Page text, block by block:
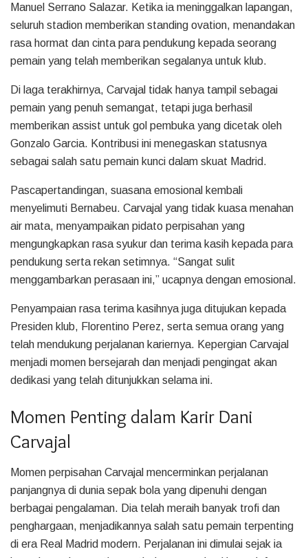
Manuel Serrano Salazar. Ketika ia meninggalkan lapangan,
seluruh stadion memberikan standing ovation, menandakan
rasa hormat dan cinta para pendukung kepada seorang
pemain yang telah memberikan segalanya untuk klub.
Di laga terakhirnya, Carvajal tidak hanya tampil sebagai
pemain yang penuh semangat, tetapi juga berhasil
memberikan assist untuk gol pembuka yang dicetak oleh
Gonzalo Garcia. Kontribusi ini menegaskan statusnya
sebagai salah satu pemain kunci dalam skuat Madrid.
Pascapertandingan, suasana emosional kembali
menyelimuti Bernabeu. Carvajal yang tidak kuasa menahan
air mata, menyampaikan pidato perpisahan yang
mengungkapkan rasa syukur dan terima kasih kepada para
pendukung serta rekan setimnya. “Sangat sulit
menggambarkan perasaan ini,” ucapnya dengan emosional.
Penyampaian rasa terima kasihnya juga ditujukan kepada
Presiden klub, Florentino Perez, serta semua orang yang
telah mendukung perjalanan kariernya. Kepergian Carvajal
menjadi momen bersejarah dan menjadi pengingat akan
dedikasi yang telah ditunjukkan selama ini.
Momen Penting dalam Karir Dani
Carvajal
Momen perpisahan Carvajal mencerminkan perjalanan
panjangnya di dunia sepak bola yang dipenuhi dengan
berbagai pengalaman. Dia telah meraih banyak trofi dan
penghargaan, menjadikannya salah satu pemain terpenting
di era Real Madrid modern. Perjalanan ini dimulai sejak ia